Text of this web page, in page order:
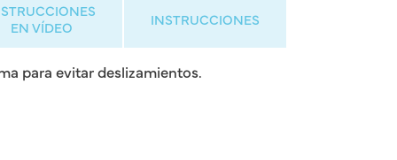
EN VÍDEO
INSTRUCCIONES
para evitar deslizamientos.